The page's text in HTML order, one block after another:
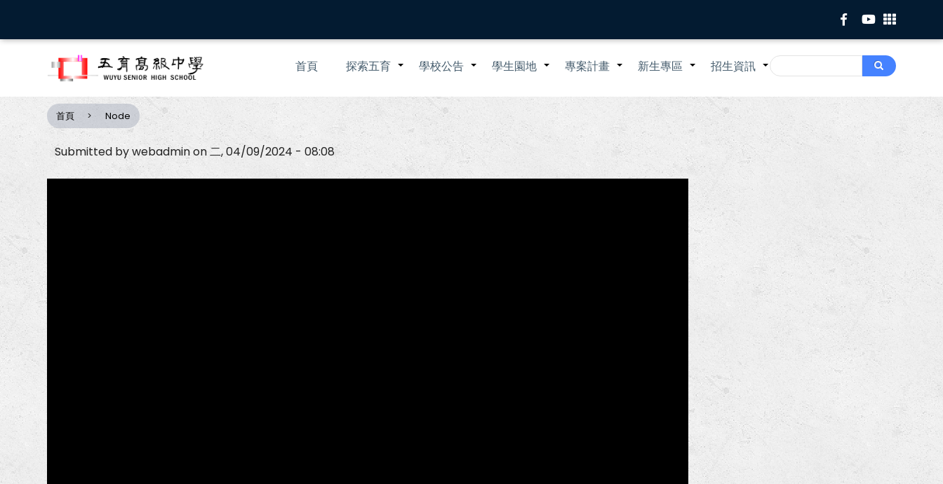
主
Search
Search
Main
navigation
首頁 +
探索五育 +
學校公告 +
學生園地 +
專案計畫 +
新生專區 +
招生資訊
導
航
連
首頁 Node
Submitted bywebadminon二, 04/09/2024 - 08:08